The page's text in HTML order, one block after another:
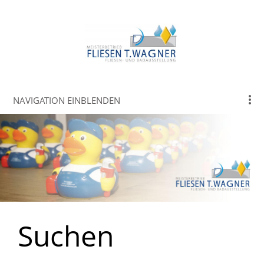
NAVIGATION EINBLENDEN
Suchen